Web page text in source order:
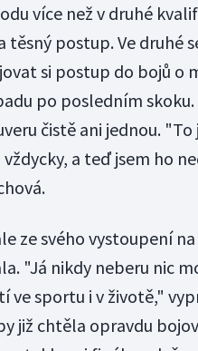
více než v druhé
těsný postup. Ve druhé
si postup do bojů o
po posledním
čistě ani jednou.
vždycky, a teď jsem ho
ze svého vystoupení
"Já nikdy neberu nic
ve sportu i v životě,"
již chtěla opravdu